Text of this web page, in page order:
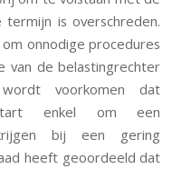
is overschreden.
onnodige procedures
van de belastingrechter
voorkomen dat
enkel om een
bij een gering
heeft geoordeeld dat